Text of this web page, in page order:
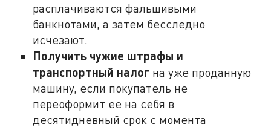
расплачиваются фальшивыми
банкнотами, а затем бесследно
исчезают.
Получить чужие штрафы и
транспортный налог на уже проданную
машину, если покупатель не
переоформит ее на себя в
десятидневный срок с момента